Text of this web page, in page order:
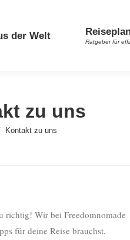
der Welt
Ratgeber für
zu uns
sich hier:
Kontakt zu uns
richtig! Wir bei Freedomnomade
für deine Reise brauchst,